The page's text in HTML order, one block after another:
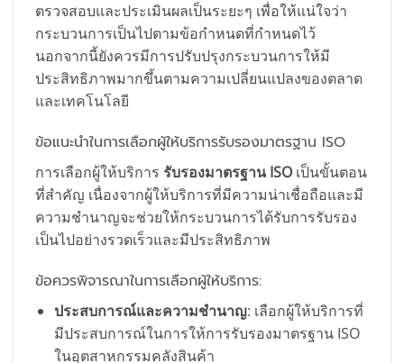
ตรวจสอบและประเมินผลเป็นระยะๆ เพื่อให้แน่ใจว่า
กระบวนการเป็นไปตามข้อกำหนดที่กำหนดไว้
นอกจากนี้ยังควรมีการปรับปรุงกระบวนการให้มี
ประสิทธิภาพมากขึ้นตามความเปลี่ยนแปลงของตลาด
และเทคโนโลยี
ข้อแนะนำในการเลือกผู้ให้บริการรับรองมาตรฐาน ISO
การเลือกผู้ให้บริการ รับรองมาตรฐาน ISO เป็นขั้นตอน
ที่สำคัญ เนื่องจากผู้ให้บริการที่มีความน่าเชื่อถือและมี
ความชำนาญจะช่วยให้กระบวนการได้รับการรับรอง
เป็นไปอย่างรวดเร็วและมีประสิทธิภาพ
ข้อควรพิจารณาในการเลือกผู้ให้บริการ:
ประสบการณ์และความชำนาญ: เลือกผู้ให้บริการที่
มีประสบการณ์ในการให้การรับรองมาตรฐาน ISO
ในอุตสาหกรรมคลังสินค้า